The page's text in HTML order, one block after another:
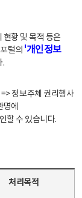
현황 및 목적 등은
털의 '개인정보
.
정보주체 권리행사
에
할 수 있습니다.
처리목적